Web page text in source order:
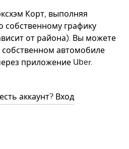
Корт, выполняя
собственному графику
от района). Вы можете
автомобиле
приложение Uber.
аккаунт? Вход